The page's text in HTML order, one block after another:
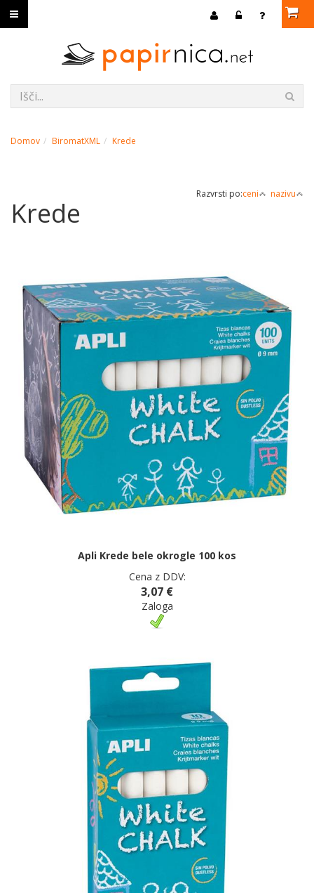
Domov BiromatXML Krede
Razvrsti po:ceni nazivu
Krede
Apli Krede bele okrogle 100 kos
Cena z DDV:
3,07 €
Zaloga